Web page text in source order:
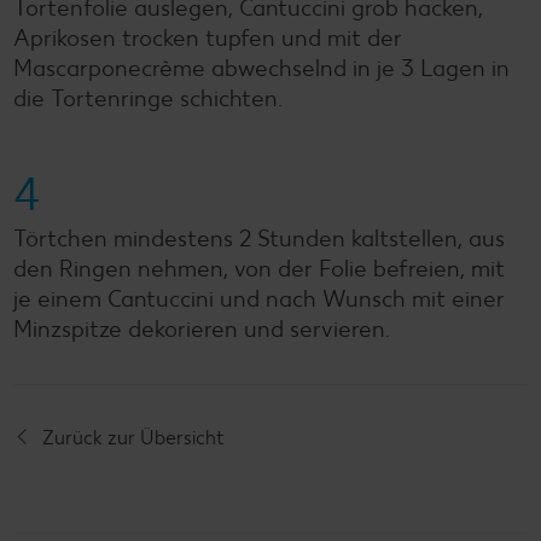
Tortenfolie auslegen, Cantuccini grob hacken,
Aprikosen trocken tupfen und mit der
Mascarponecrème abwechselnd in je 3 Lagen in
die Tortenringe schichten.
4
Törtchen mindestens 2 Stunden kaltstellen, aus
den Ringen nehmen, von der Folie befreien, mit
je einem Cantuccini und nach Wunsch mit einer
Minzspitze dekorieren und servieren.
Zurück zur Übersicht